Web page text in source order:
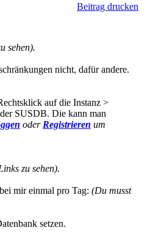
Beitrag drucken
sehen).
nicht, dafür andere.
auf die Instanz >
SUSDB. Die kann man
oder Registrieren um
zu sehen).
mir einmal pro Tag: (Du musst
setzen.